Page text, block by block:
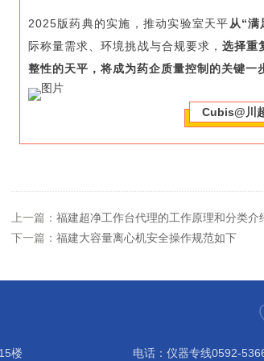
2025版药典的实施，推动实验室天平从“
际称量需求、环境挑战与合规要求， 选择重
整性的天平，将成为药企质量控制的关键一
Cubis@川
上一篇： 福建超净工作台代理的工作原理和分类介
下一篇： 福建大容量离心机安全操作规范如下
楼 电话：仪器专线0592-